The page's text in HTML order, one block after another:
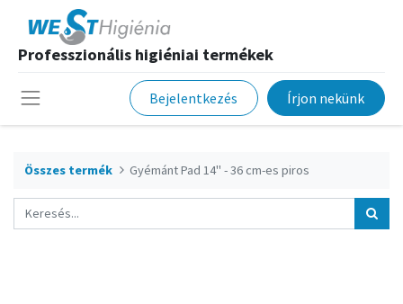
Professzionális higiéniai termékek
Bejelentkezés Írjon nekünk
Összes termék Gyémánt Pad 14" - 36 cm-es piros